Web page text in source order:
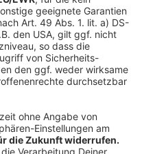
der Roulade
etwas reduzieren und
und mit
einstechen und
ca 60 Minuten im Ofen